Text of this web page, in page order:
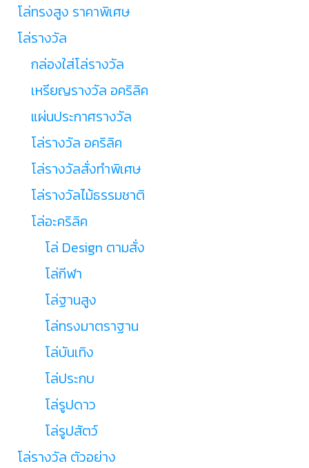
โล่ทรงสูง ราคาพิเศษ
โล่รางวัล
กล่องใส่โล่รางวัล
เหรียญรางวัล อคริลิค
แผ่นประกาศรางวัล
โล่รางวัล อคริลิค
โล่รางวัลสั่งทำพิเศษ
โล่รางวัลไม้ธรรมชาติ
โล่อะคริลิค
โล่ Design ตามสั่ง
โล่กีฬา
โล่ฐานสูง
โล่ทรงมาตราฐาน
โล่บันเทิง
โล่ประกบ
โล่รูปดาว
โล่รูปสัตว์
โล่รางวัล ตัวอย่าง